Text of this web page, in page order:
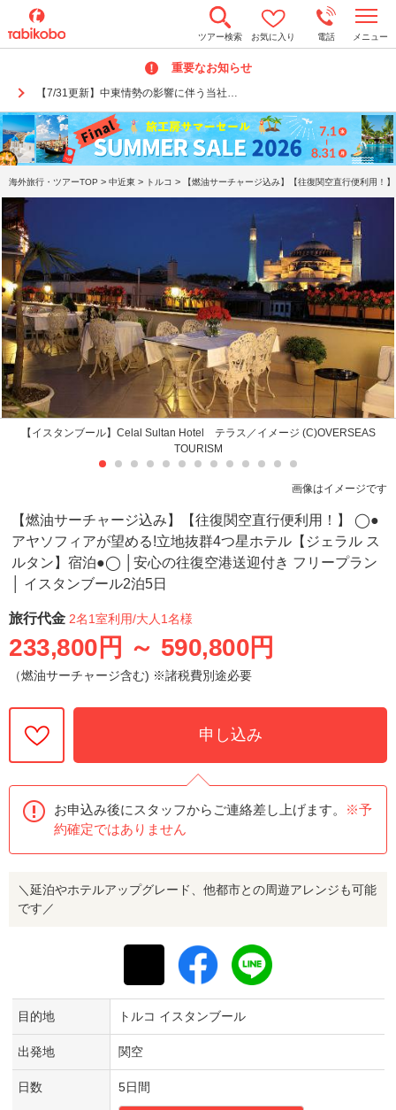
ツアー検索 お気に入り 電話 メニュー
重要なお知らせ
【7/31更新】中東情勢の影響に伴う当社…
o
n
a
v
i
g
a
t
海外旅行・ツアーTOP > 中近東 > トルコ > 【燃油サーチャージ込み】【往復関空直行便利用
【イスタンブール】Celal Sultan Hotel テラス／イメージ (C)OVERSEAS
TOURISM
画像はイメージです
【燃油サーチャージ込み】【往復関空直行便利用！】 ◯●
アヤソフィアが望める!立地抜群4つ星ホテル【ジェラル ス
ルタン】宿泊●◯ │安心の往復空港送迎付き フリープラン
│ イスタンブール2泊5日
旅行代金 2名1室利用/大人1名様
233,800円 ～ 590,800円
（燃油サーチャージ含む) ※諸税費別途必要
申し込み
お申込み後にスタッフからご連絡差し上げます。
※予
約確定ではありません
＼延泊やホテルアップグレード、他都市との周遊アレンジも可能
です／
目的地 トルコ イスタンブール
出発地 関空
日数 5日間